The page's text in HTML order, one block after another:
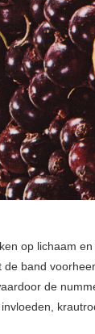
op lichaam
band
de